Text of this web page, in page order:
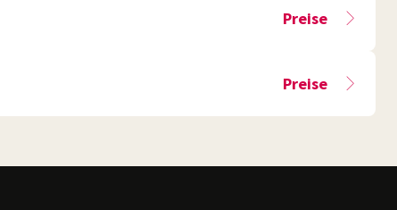
Preise
Preise